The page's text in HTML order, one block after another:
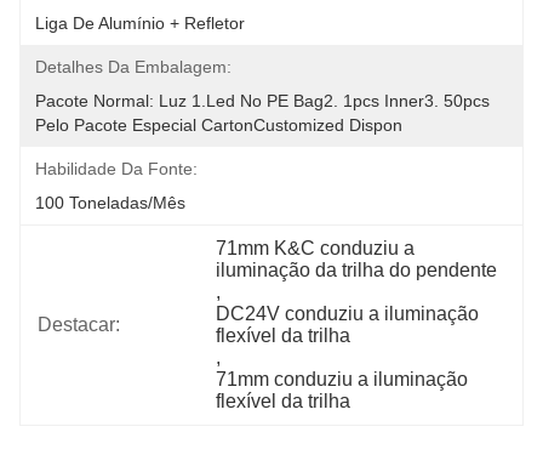
Liga De Alumínio + Refletor
Detalhes Da Embalagem:
Pacote Normal: Luz 1.led No PE Bag2. 1pcs Inner3. 50pcs
Pelo Pacote Especial CartonCustomized Dispon
Habilidade Da Fonte:
100 Toneladas/mês
Destacar:
71mm K&C conduziu a
iluminação da trilha do pendente
,
DC24V conduziu a iluminação
flexível da trilha
,
71mm conduziu a iluminação
flexível da trilha